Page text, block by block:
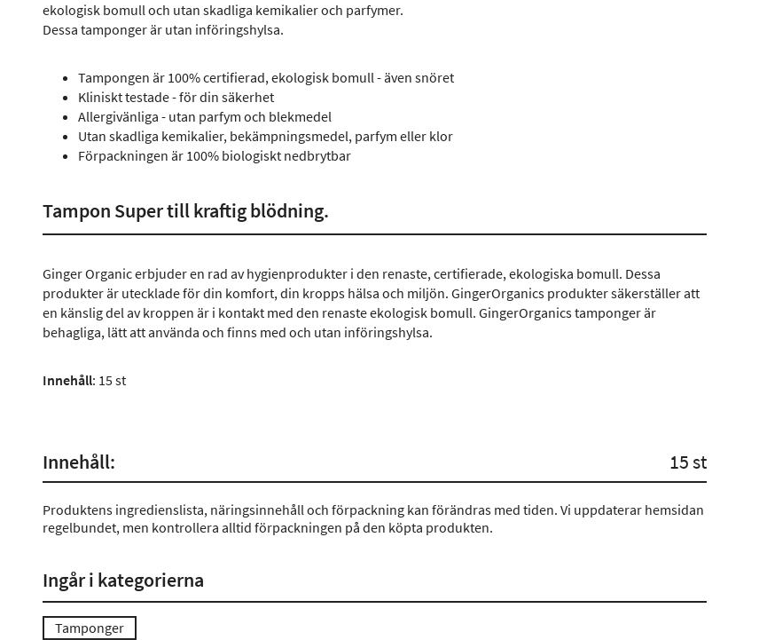
ekologisk bomull och utan skadliga kemikalier och parfymer.
Dessa tamponger är utan införingshylsa.
Tampongen är 100% certifierad, ekologisk bomull - även snöret
Kliniskt testade - för din säkerhet
Allergivänliga - utan parfym och blekmedel
Utan skadliga kemikalier, bekämpningsmedel, parfym eller klor
Förpackningen är 100% biologiskt nedbrytbar
Tampon Super till kraftig blödning.
Ginger Organic erbjuder en rad av hygienprodukter i den renaste, certifierade, ekologiska bomull. Dessa
produkter är utecklade för din komfort, din kropps hälsa och miljön. GingerOrganics produkter säkerställer att
en känslig del av kroppen är i kontakt med den renaste ekologisk bomull. GingerOrganics tamponger är
behagliga, lätt att använda och finns med och utan införingshylsa.
Innehåll: 15 st
Innehåll: 15 st
Produktens ingredienslista, näringsinnehåll och förpackning kan förändras med tiden. Vi uppdaterar hemsidan
regelbundet, men kontrollera alltid förpackningen på den köpta produkten.
Ingår i kategorierna
Tamponger